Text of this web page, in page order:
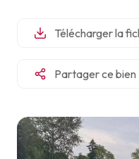
ET
LES
BIENS
BIEN
NOTRE
AGENCE
Télécharger la
Partager ce bien